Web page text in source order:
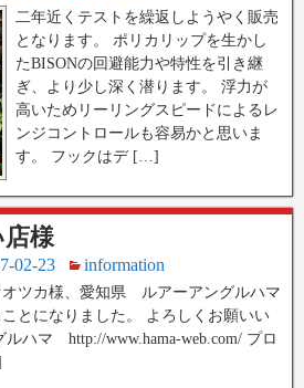
二年近くテストを繰返しようやく販売
となります。 ポリカリップを生かし
たBISONの回避能力や特性を引き継
ぎ、より少し深く潜ります。 浮力が
高いためリーリングスピードによるレ
ンジコントロールも容易かと思いま
す。 フックはデ […]
様
02-23 information
ツカ様、愛知県 ルアーアングルハマ
とになりました。 よろしくお願いい
ハマ http://www.hama-web.com/ プロ